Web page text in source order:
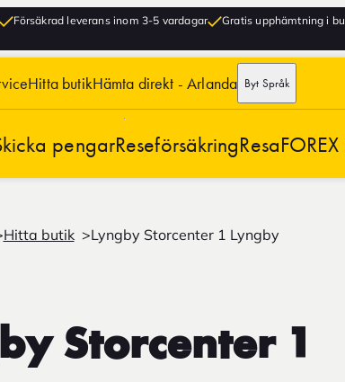
Försäkrad leverans inom 3-5 vardagar Gratis upphämtning i
Hitta butikHämta direkt - Arlanda Byt Språk
pengarReseförsäkringResa
Hitta butik Lyngby Storcenter 1 Lyngby
Storcenter 1